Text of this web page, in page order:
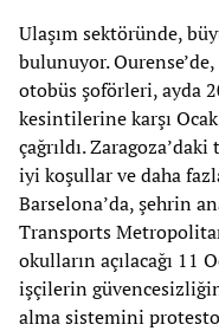
Ulaşım sektöründe,
bulunuyor.
otobüs şoförleri, ayda
kesintilerine karşı
çağrıldı.
iyi koşullar ve daha
Barselona’da, şehrin
Transports
okulların açılacağı 11
işçilerin
alma sistemini